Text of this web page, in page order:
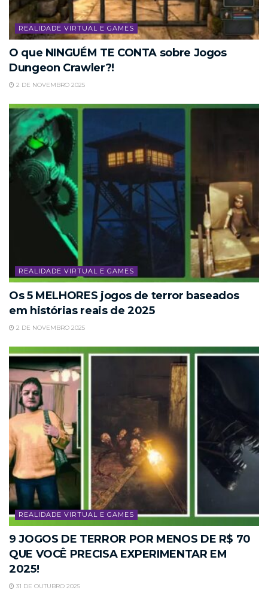
REALIDADE VIRTUAL E GAMES
O que NINGUÉM TE CONTA sobre Jogos
Dungeon Crawler?!
2 DE NOVEMBRO 2025
REALIDADE VIRTUAL E GAMES
Os 5 MELHORES jogos de terror baseados
em histórias reais de 2025
2 DE NOVEMBRO 2025
REALIDADE VIRTUAL E GAMES
9 JOGOS DE TERROR POR MENOS DE R$ 70
QUE VOCÊ PRECISA EXPERIMENTAR EM
2025!
31 DE OUTUBRO 2025